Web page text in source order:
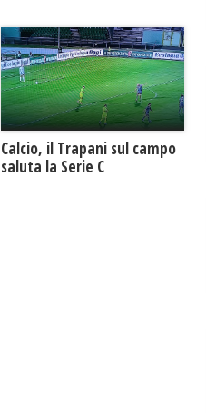
Calcio, il Trapani sul campo
saluta la Serie C